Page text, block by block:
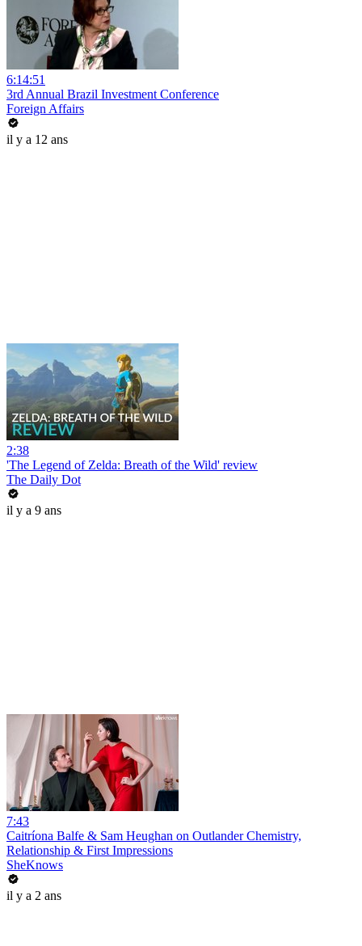
6:14:51
3rd Annual Brazil Investment Conference
Foreign Affairs
il y a 12 ans
2:38
'The Legend of Zelda: Breath of the Wild' review
The Daily Dot
il y a 9 ans
7:43
Caitríona Balfe & Sam Heughan on Outlander Chemistry,
Relationship & First Impressions
SheKnows
il y a 2 ans